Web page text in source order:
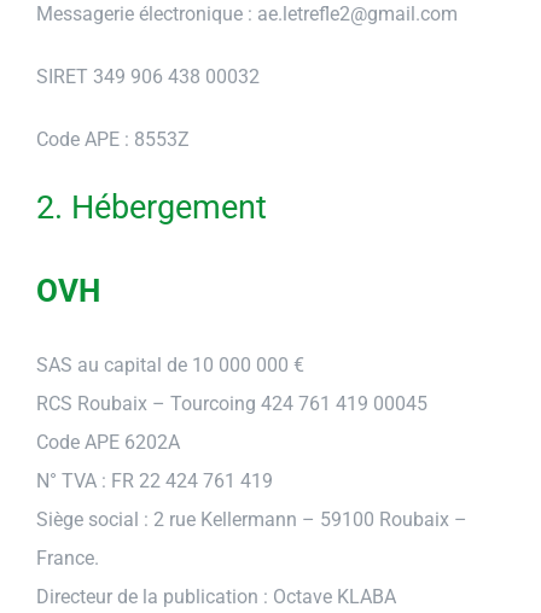
Messagerie électronique : ae.letrefle2@gmail.com
SIRET 349 906 438 00032
Code APE : 8553Z
2. Hébergement
OVH
SAS au capital de 10 000 000 €
RCS Roubaix – Tourcoing 424 761 419 00045
Code APE 6202A
N° TVA : FR 22 424 761 419
Siège social : 2 rue Kellermann – 59100 Roubaix –
France.
Directeur de la publication : Octave KLABA